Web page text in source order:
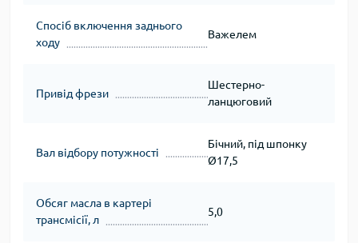
Спосіб включення заднього
ходу
Важелем
Привід фрези
Шестерно-
ланцюговий
Вал відбору потужності
Бічний, під шпонку
Ø17,5
Обсяг масла в картері
трансмісії, л
5,0